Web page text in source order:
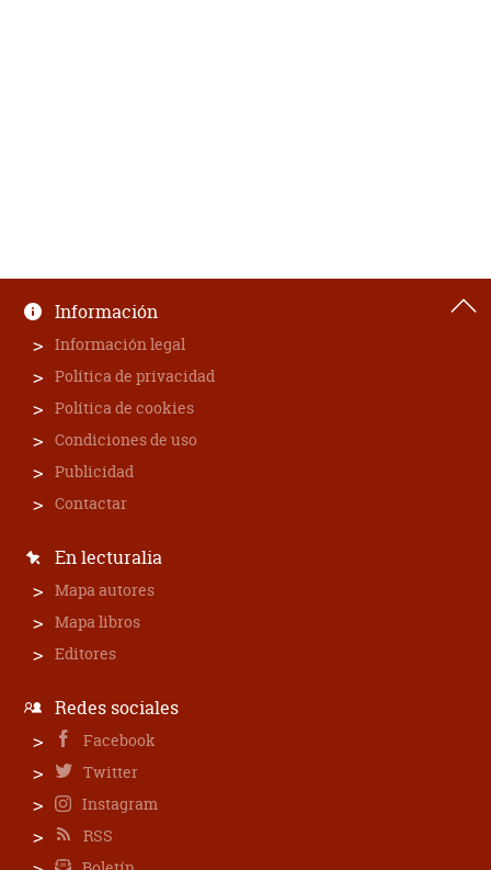
Información
Información legal
Política de privacidad
Política de cookies
Condiciones de uso
Publicidad
Contactar
En lecturalia
Mapa autores
Mapa libros
Editores
Redes sociales
Facebook
Twitter
Instagram
RSS